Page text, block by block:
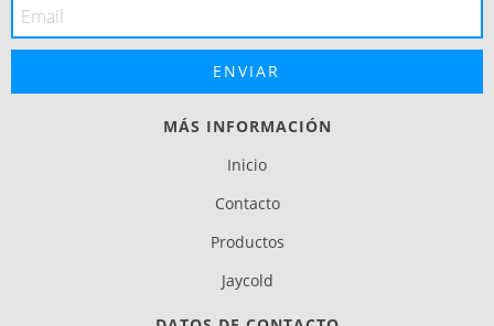
MÁS INFORMACIÓN
Inicio
Contacto
Productos
Jaycold